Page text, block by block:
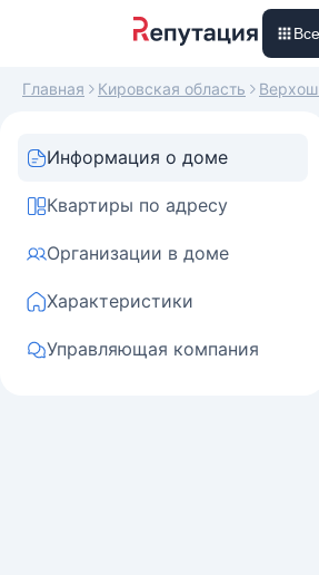
Главная Кировская область
Информация о доме
Квартиры по адресу
Организации в доме
Характеристики
Управляющая компания